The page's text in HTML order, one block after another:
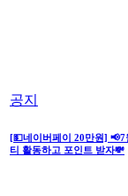
공지
[💵네이버페이 20만원]
티 활동하고 포인트 받자💸